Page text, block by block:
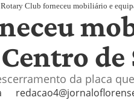
Rotary Club forneceu mobiliário e
da placa